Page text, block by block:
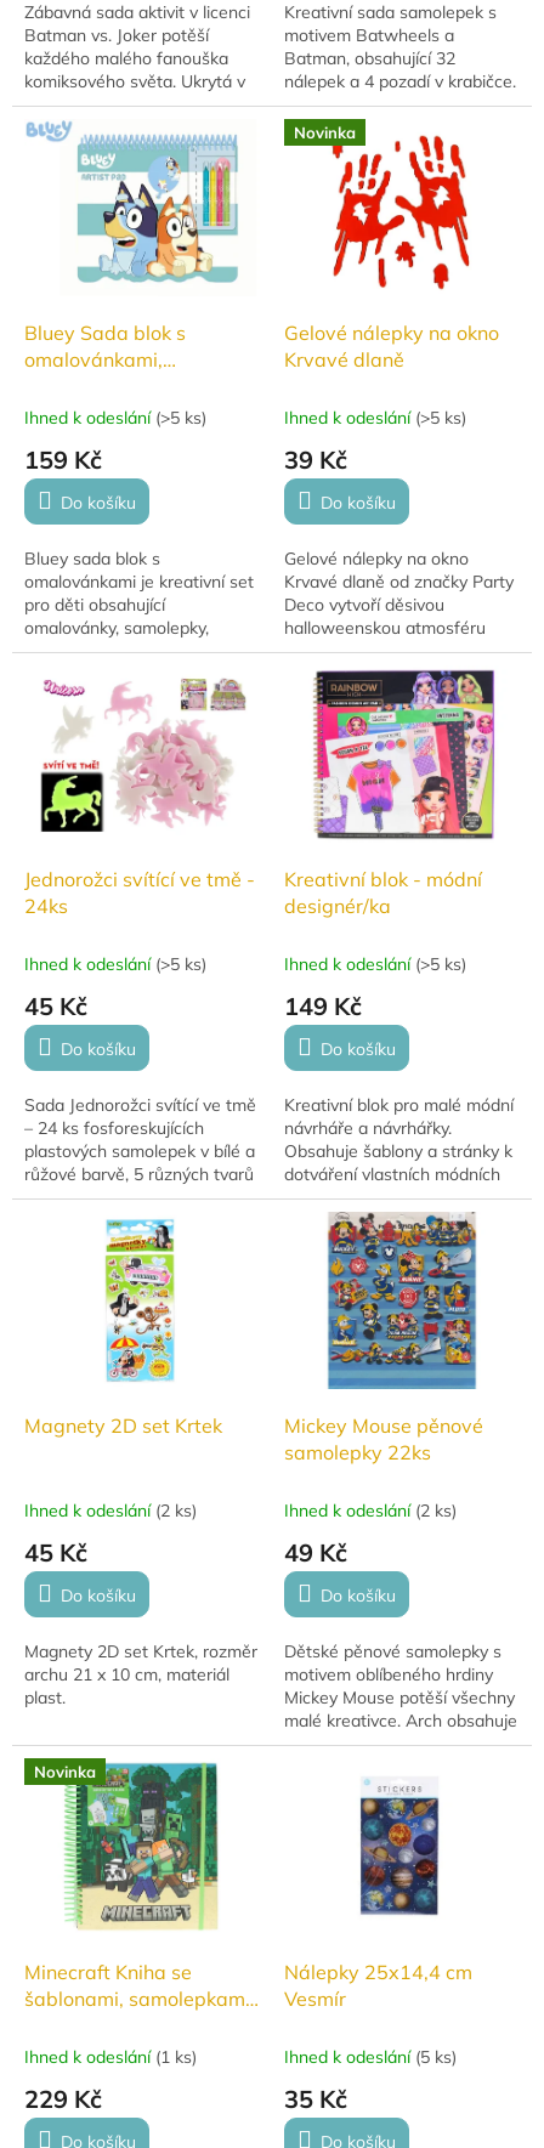
Zábavná sada aktivit v licenci
Batman vs. Joker potěší
každého malého fanouška
komiksového světa. Ukrytá v
originálním míčku o průměru 7
cm z plastu, obsahuje různé
aktivity pro...
Kreativní sada samolepek s
motivem Batwheels a
Batman, obsahující 32
nálepek a 4 pozadí v krabičce.
Ideální pro tvoření, hraní a
rozvoj fantazie u dětí.
Bluey Sada blok s
omalovánkami,
Ihned k odeslání (>5 ks)
159 Kč
Do košíku
Bluey sada blok s
omalovánkami je kreativní set
pro děti obsahující
omalovánky, samolepky,
šablony a 4 fixy. Praktické
balení v průhledném pouzdře.
Rozměr bloku 22 × 20 cm,...
Novinka
Gelové nálepky na okno
Krvavé dlaně
Ihned k odeslání (>5 ks)
39 Kč
Do košíku
Gelové nálepky na okno
Krvavé dlaně od značky Party
Deco vytvoří děsivou
halloweenskou atmosféru
během několika okamžiků.
Nálepky se snadno aplikují i
odstraňují a mají rozměr...
Jednorožci svítící ve tmě -
24ks
Ihned k odeslání (>5 ks)
45 Kč
Do košíku
Sada Jednorožci svítící ve tmě
– 24 ks fosforeskujících
plastových samolepek v bílé a
růžové barvě, 5 různých tvarů
jednorožců, vhodné pro
výzdobu dětského pokoje.
Kreativní blok - módní
designér/ka
Ihned k odeslání (>5 ks)
149 Kč
Do košíku
Kreativní blok pro malé módní
návrháře a návrhářky.
Obsahuje šablony a stránky k
dotváření vlastních módních
návrhů.
Magnety 2D set Krtek
Ihned k odeslání (2 ks)
45 Kč
Do košíku
Magnety 2D set Krtek, rozměr
archu 21 x 10 cm, materiál
plast.
Mickey Mouse pěnové
samolepky 22ks
Ihned k odeslání (2 ks)
49 Kč
Do košíku
Dětské pěnové samolepky s
motivem oblíbeného hrdiny
Mickey Mouse potěší všechny
malé kreativce. Arch obsahuje
22 ks barevných pěnových
pro tvoření,...
Novinka
Minecraft Kniha se
šablonami, samolepkami,
Ihned k odeslání (1 ks)
229 Kč
Do košíku
Nálepky 25x14,4 cm
Vesmír
Ihned k odeslání (5 ks)
35 Kč
Do košíku